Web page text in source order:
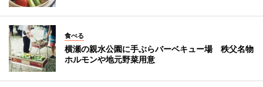
食べる
横瀬の親水公園に手ぶらバーベキュー場 秩父名物
ホルモンや地元野菜用意